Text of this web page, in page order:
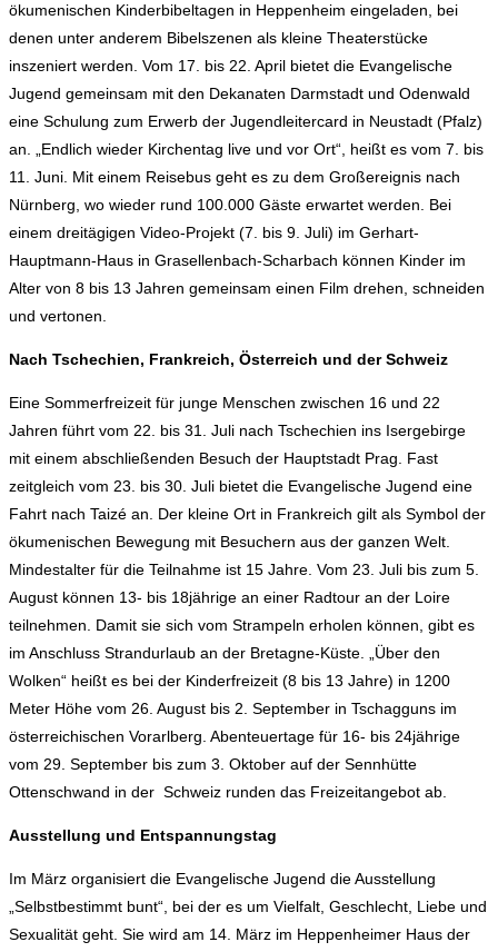
ökumenischen Kinderbibeltagen in Heppenheim eingeladen, bei
denen unter anderem Bibelszenen als kleine Theaterstücke
inszeniert werden. Vom 17. bis 22. April bietet die Evangelische
Jugend gemeinsam mit den Dekanaten Darmstadt und Odenwald
eine Schulung zum Erwerb der Jugendleitercard in Neustadt (Pfalz)
an. „Endlich wieder Kirchentag live und vor Ort“, heißt es vom 7. bis
11. Juni. Mit einem Reisebus geht es zu dem Großereignis nach
Nürnberg, wo wieder rund 100.000 Gäste erwartet werden. Bei
einem dreitägigen Video-Projekt (7. bis 9. Juli) im Gerhart-
Hauptmann-Haus in Grasellenbach-Scharbach können Kinder im
Alter von 8 bis 13 Jahren gemeinsam einen Film drehen, schneiden
und vertonen.
Nach Tschechien, Frankreich, Österreich und der Schweiz
Eine Sommerfreizeit für junge Menschen zwischen 16 und 22
Jahren führt vom 22. bis 31. Juli nach Tschechien ins Isergebirge
mit einem abschließenden Besuch der Hauptstadt Prag. Fast
zeitgleich vom 23. bis 30. Juli bietet die Evangelische Jugend eine
Fahrt nach Taizé an. Der kleine Ort in Frankreich gilt als Symbol der
ökumenischen Bewegung mit Besuchern aus der ganzen Welt.
Mindestalter für die Teilnahme ist 15 Jahre. Vom 23. Juli bis zum 5.
August können 13- bis 18jährige an einer Radtour an der Loire
teilnehmen. Damit sie sich vom Strampeln erholen können, gibt es
im Anschluss Strandurlaub an der Bretagne-Küste. „Über den
Wolken“ heißt es bei der Kinderfreizeit (8 bis 13 Jahre) in 1200
Meter Höhe vom 26. August bis 2. September in Tschagguns im
österreichischen Vorarlberg. Abenteuertage für 16- bis 24jährige
vom 29. September bis zum 3. Oktober auf der Sennhütte
Ottenschwand in der Schweiz runden das Freizeitangebot ab.
Ausstellung und Entspannungstag
Im März organisiert die Evangelische Jugend die Ausstellung
„Selbstbestimmt bunt“, bei der es um Vielfalt, Geschlecht, Liebe und
Sexualität geht. Sie wird am 14. März im Heppenheimer Haus der